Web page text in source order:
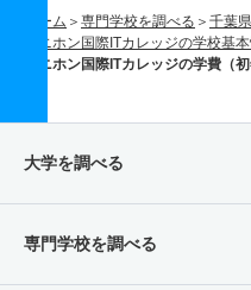
ホーム 専門学校を調べる
千葉
ニホン国際ITカレッジの学校基
ニホン国際ITカレッジの学費（初
大学を調べる
専門学校を調べる